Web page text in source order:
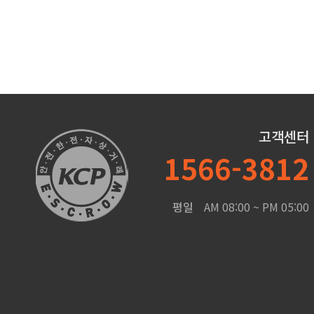
고객센터
1566-3812
평일 AM 08:00 ~ PM 05:00